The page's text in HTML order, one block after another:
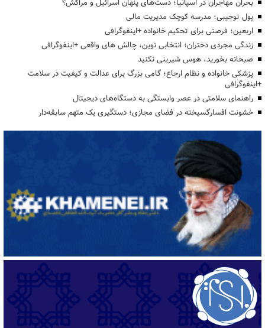
بحران مهاجران در اسپانیا؛ دست‌های پنهان اسرائیل و مراکش؟
پول توجیبی؛ مدرسه کوچک مدیریت مالی
اربعین؛ فرصتی برای تحکیم خانواده +اینفوگرافی
زندگی مجردی دختران؛ انتخابی نوین، چالش های واقعی +اینفوگرافی
صبحانه بخورید، هوس شیرینی نکنید
پزشکی خانواده و نظام ارجاع؛ گامی بزرگ برای عدالت و کیفیت در سلامت
+اینفوگرافی
راهنمای سلامتی در عصر وابستگی به دستگاه‌های دیجیتال
خشونت افسارگسیخته در فضای مجازی؛ دستگیری یک متهم سابقه‌دار